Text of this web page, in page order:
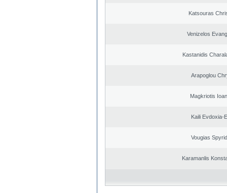
Katsouras
Venizelos
Kastanidis
Arapoglou
Magkriotis
Kaili Evdoxia-
Vougias
Karamanlis